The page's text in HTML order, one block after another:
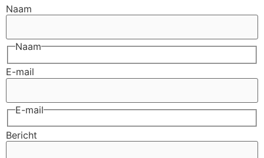
Naam
Naam
E-mail
E-mail
Bericht